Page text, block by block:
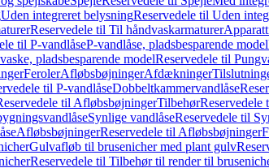
Uden integreret belysningReservedele til Uden
Reservedele til Til håndvaskarmaturer
til P-vandlåseP-vandlåse, pladsbesparende model
pladsbesparende modelReservedele til
FerolerAfløbsbøjningerAfdækninger
til P-vandlåseDobbeltkammervandlåse
til AfløbsbøjningerTilbehørReservedele
Synlige vandlåseReservedele til
AfløbsbøjningerReservedele til Afløbsbøjninger
Gulvafløb til brusenicher med plant gulv
Reservedele til Tilbehør til render til